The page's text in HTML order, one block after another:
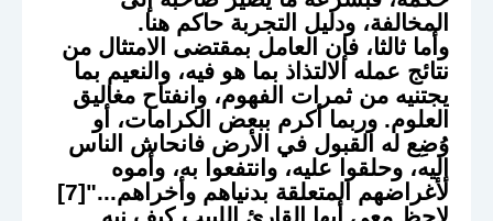
المخالفة، ودليل التجربة حاكم هنا.
وأما ثالثا، فإن العامل بمقتضى الامتثال من
نتائج عمله الالتذاذ بما هو فيه، والنعيم بما
يجتنيه من ثمرات الفهوم، وانفتاح مغاليق
العلوم. وربما أكرم ببعض الكرامات، أو
وُضِع له القبول في الأرض فانحاش الناس
إليه، وحلقوا عليه، وانتفعوا به، وأموه
لأغراضهم المتعلقة بدنياهم وأخراهم..."[7]